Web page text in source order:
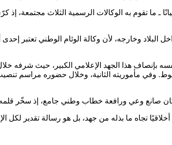
ـ ما تقوم به الوكالات الرسمية الثلاث مجتمعة،
البلاد وخارجه، لأن وكالة الوئام الوطني تعتبر
بإنصاف هذا الجهد الإعلامي الكبير، حيث
وفي مأموريته الثانية، وخلال حضوره مراسم
صانع وعي ورافعة خطاب وطني جامع، إذ سخّر قلمه
تجاه ما بذله من جهد، بل هو رسالة تقدير لكل